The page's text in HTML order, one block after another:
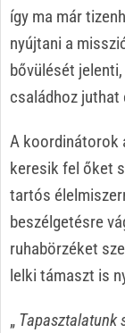
így ma már
nyújtani a
bővülését
családhoz juthat
A koordinátorok
keresik fel őket
tartós
beszélgetésre
ruhabörzéket
lelki támaszt is
„ Tapasztalatunk